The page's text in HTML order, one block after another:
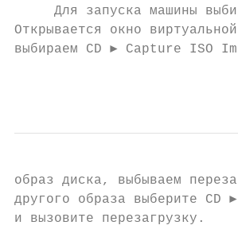
Для запуска машины
Открывается окно
выбираем CD ► Capture ISO
образ диска, выбываем
другого образа выберите
и вызовите перезагрузку.